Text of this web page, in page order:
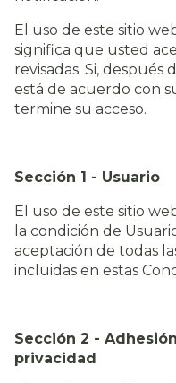
El uso de este sitio
significa que usted
revisadas. Si, después
está de acuerdo con
termine su acceso.
Sección 1 - Usuario
El uso de este sitio
la condición de
aceptación de todas
incluidas en estas
Sección 2 -
privacidad